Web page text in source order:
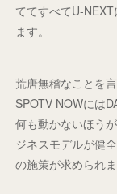
ててすべてU-
ます。
荒唐無稽なことを
SPOTV NOWには
何も動かないほう
ジネスモデルが健
の施策が求められま